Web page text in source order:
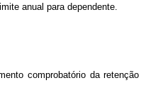
anual para dependente.
comprobatório da